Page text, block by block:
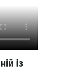
із